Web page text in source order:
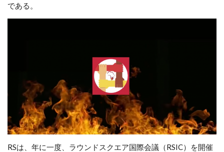
である。
RSは、年に一度、ラウンドスクエア国際会議（RSIC）を開催